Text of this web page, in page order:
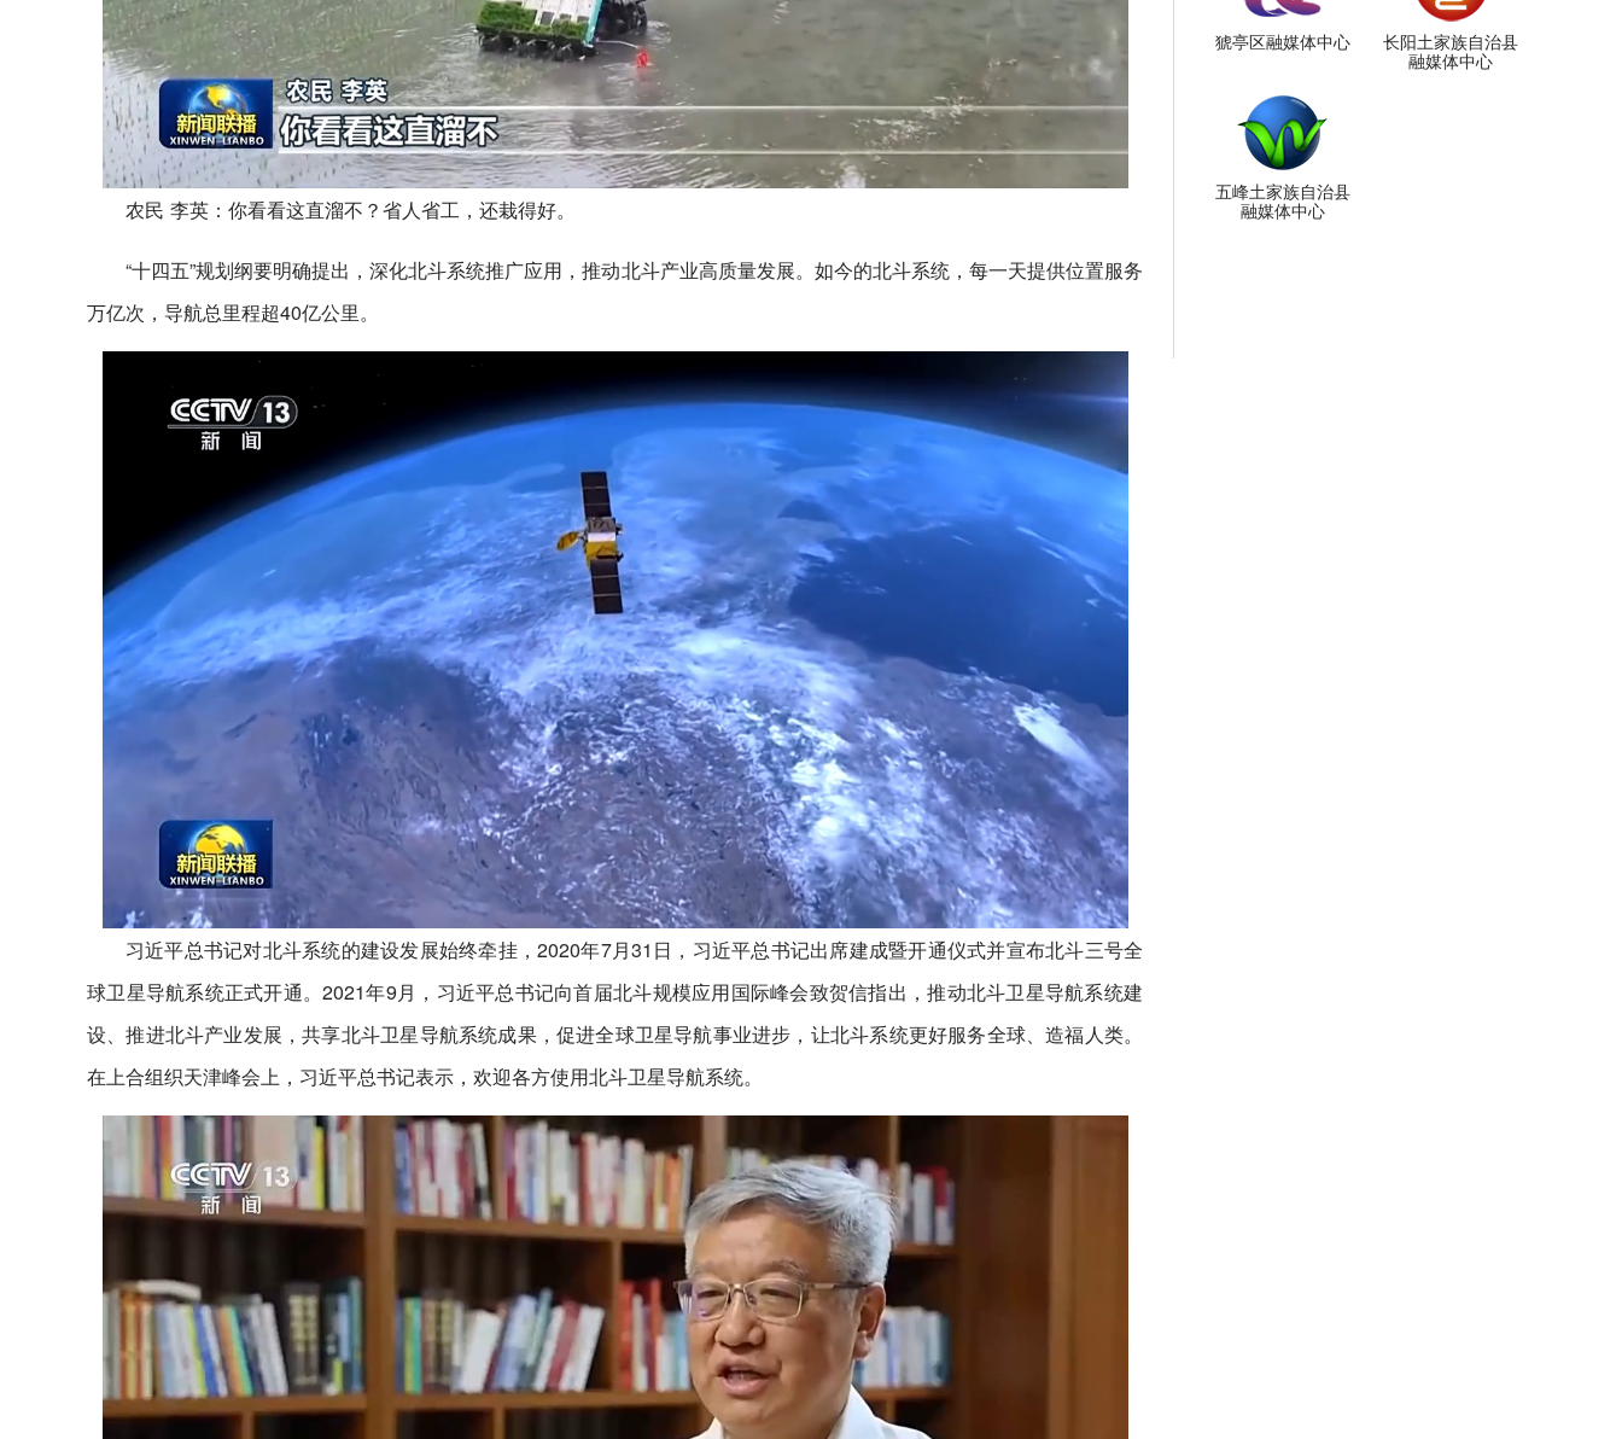
农民 李英：你看看这直溜不？省人省工，还栽得好。
“十四五”规划纲要明确提出，深化北斗系统推广应用，推动北斗产业高质量发展。如今的北斗系统，每一天提供位置服务
万亿次，导航总里程超40亿公里。
习近平总书记对北斗系统的建设发展始终牵挂，2020年7月31日，习近平总书记出席建成暨开通仪式并宣布北斗三号全
球卫星导航系统正式开通。2021年9月，习近平总书记向首届北斗规模应用国际峰会致贺信指出，推动北斗卫星导航系统建
设、推进北斗产业发展，共享北斗卫星导航系统成果，促进全球卫星导航事业进步，让北斗系统更好服务全球、造福人类。
在上合组织天津峰会上，习近平总书记表示，欢迎各方使用北斗卫星导航系统。
猇亭区融媒体中心
长阳土家族自治县
融媒体中心
五峰土家族自治县
融媒体中心